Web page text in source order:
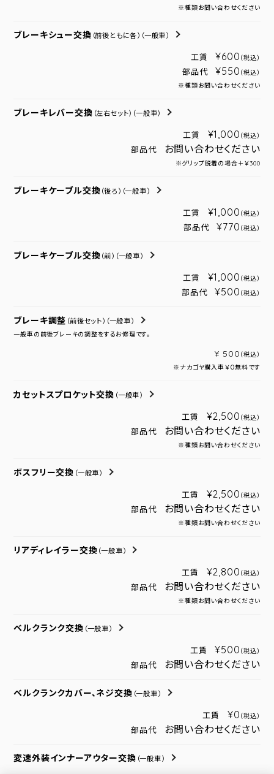
※種類お問い合わせください
ブレーキシュー交換 （前後ともに各） （一般車）
工賃 ¥600 （税込）
部品代 ¥550 （税込）
※種類お問い合わせください
ブレーキレバー交換 （左右セット） （一般車）
工賃 ¥1,000 （税込）
部品代 お問い合わせください
※グリップ脱着の場合＋￥300
ブレーキケーブル交換 （後ろ） （一般車）
工賃 ¥1,000 （税込）
部品代 ¥770 （税込）
ブレーキケーブル交換 （前） （一般車）
工賃 ¥1,000 （税込）
部品代 ¥500 （税込）
ブレーキ調整 （前後セット） （一般車）
一般車の前後ブレーキの調整をするお修理です。
¥ 500 （税込）
※ナカゴヤ購入車￥０無料です
カセットスプロケット交換 （一般車）
工賃 ¥2,500 （税込）
部品代 お問い合わせください
※種類お問い合わせください
ボスフリー交換 （一般車）
工賃 ¥2,500 （税込）
部品代 お問い合わせください
※種類お問い合わせください
リアディレイラー交換 （一般車）
工賃 ¥2,800 （税込）
部品代 お問い合わせください
※種類お問い合わせください
ベルクランク交換 （一般車）
工賃 ¥500 （税込）
部品代 お問い合わせください
ベルクランクカバー、ネジ交換 （一般車）
工賃 ¥0 （税込）
部品代 お問い合わせください
変速外装インナーアウター交換 （一般車）